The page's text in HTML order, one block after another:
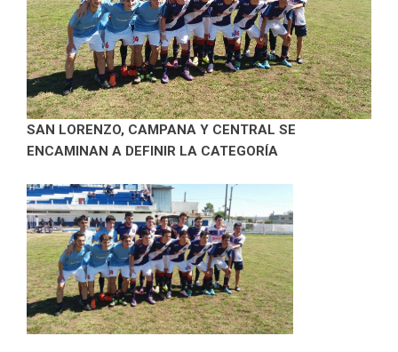
SAN LORENZO, CAMPANA Y CENTRAL SE
ENCAMINAN A DEFINIR LA CATEGORÍA